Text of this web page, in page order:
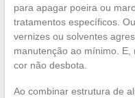
para apagar poeira ou
tratamentos específicos.
vernizes ou solventes
manutenção ao mínimo. E,
cor não desbota.
Ao combinar estrutura de